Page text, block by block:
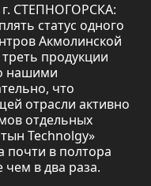
СТЕПНОГОРСКА:
статус одного
Акмолинской
продукции
нашими
что
отрасли активно
отдельных
Technolgy»
почти в полтора
чем в два раза.